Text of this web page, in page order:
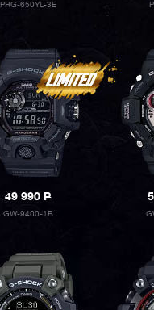
PRG-650YL-3E
49 990P
GW-9400-1B